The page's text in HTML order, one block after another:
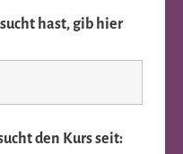
hast, gib hier
den Kurs seit: